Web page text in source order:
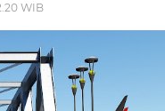
WIB